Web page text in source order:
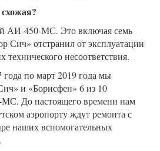
АИ-450-МС. Это включая семь
отстранил от эксплуатации
несоответствия.
по март 2019 года мы
и «Борисфен» 6 из 10
До настоящего времени нам
аэропорту ждут ремонта с
наших вспомогательных